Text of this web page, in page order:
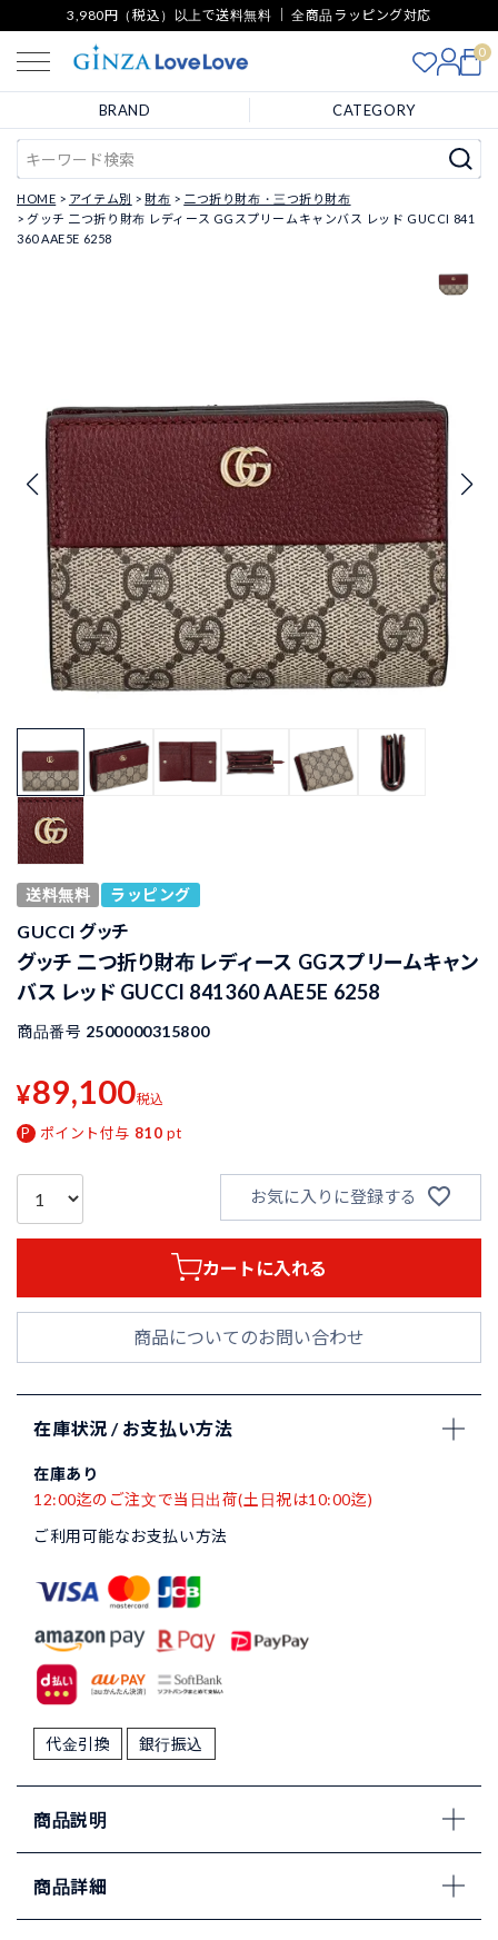
3,980円（税込）以上で送料無料 ｜ 全商品ラッピング対応
0
BRAND CATEGORY
HOME アイテム別 財布
二つ折り財布・三つ折り財布
グッチ 二つ折り財布 レディース GGスプリームキャンバス レッド GUCCI 841
360 AAE5E 6258
送料無料 ラッピング
GUCCI グッチ
グッチ 二つ折り財布 レディース GGスプリームキャン
バス レッド GUCCI 841360 AAE5E 6258
商品番号 2500000315800
¥89,100税込
ポイント付与 810 pt
お気に入りに登録する
カートに入れる
商品についてのお問い合わせ
在庫状況 / お支払い方法
在庫あり
12:00迄のご注文で当日出荷(土日祝は10:00迄)
ご利用可能なお支払い方法
代金引換 銀行振込
商品説明
商品詳細